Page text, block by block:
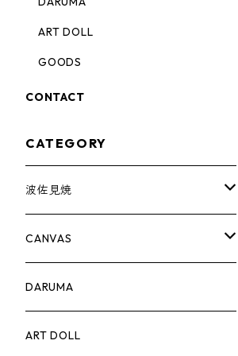
ART DOLL
GOODS
CONTACT
CATEGORY
波佐見焼
complete set
豆皿
蕎麦猪口
CANVAS
PRINT
DARUMA
ART DOLL